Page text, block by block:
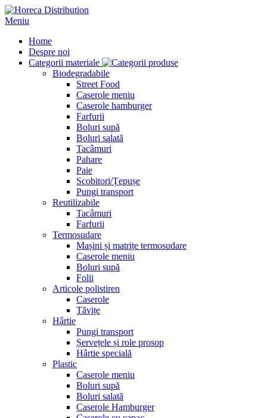
Meniu
Home
Despre noi
Categorii materiale
Biodegradabile
Street Food
Caserole meniu
Caserole hamburger
Farfurii
Boluri supă
Boluri salată
Tacâmuri
Pahare
Paie
Scobitori/Țepușe
Pungi transport
Reutilizabile
Tacâmuri
Farfurii
Termosudare
Mașini și matrițe termosudare
Caserole meniu
Boluri supă
Folii
Articole polistiren
Caserole
Tăvițe
Hârtie
Pungi transport
Șervețele și role prosop
Hârtie specială
Plastic
Caserole meniu
Boluri supă
Boluri salată
Caserole Hamburger